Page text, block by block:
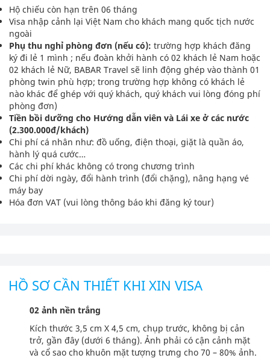
Hộ chiếu còn hạn trên 06 tháng
Visa nhập cảnh lại Việt Nam cho khách mang quốc tịch nước
ngoài
Phụ thu nghỉ phòng đơn (nếu có): trường hợp khách đăng
ký đi lẻ 1 mình ; nếu đoàn khởi hành có 02 khách lẻ Nam hoặc
02 khách lẻ Nữ, BABAR Travel sẽ linh động ghép vào thành 01
phòng twin phù hợp; trong trường hợp không có khách lẻ
nào khác để ghép với quý khách, quý khách vui lòng đóng phí
phòng đơn)
Tiền bồi dưỡng cho Hướng dẫn viên và Lái xe ở các nước
(2.300.000đ/khách)
Chi phí cá nhân như: đồ uống, điện thoại, giặt là quần áo,
hành lý quá cước…
Các chi phí khác không có trong chương trình
Chi phí dời ngày, đổi hành trình (đổi chặng), nâng hạng vé
máy bay
Hóa đơn VAT (vui lòng thông báo khi đăng ký tour)
HỒ SƠ CẦN THIẾT KHI XIN VISA
02 ảnh nền trắng
Kích thước 3,5 cm X 4,5 cm, chụp trước, không bị cản
trở, gần đây (dưới 6 tháng). Ảnh phải có cận cảnh mặt
và cổ sao cho khuôn mặt tượng trưng cho 70 – 80% ảnh.